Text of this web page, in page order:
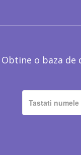
Obtine o baza de